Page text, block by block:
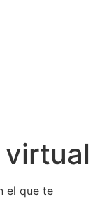
virtual
el que te